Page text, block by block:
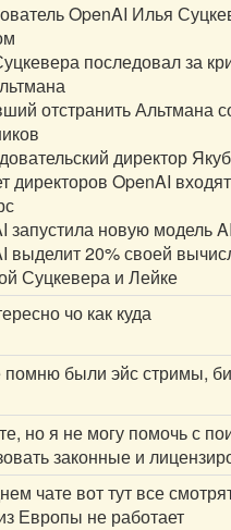
OpenAI Илья
последовал за
отстранить Альтмана
директор
директоров OpenAI
запустила новую модель
выделит 20% своей
Суцкевера и Лейке
чо как куда
были эйс стримы,
но я не могу помочь с
законные и
чате вот тут все
Европы не работает